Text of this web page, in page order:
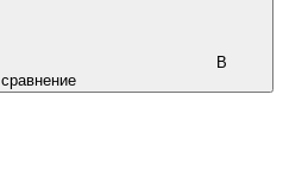
В
сравнение